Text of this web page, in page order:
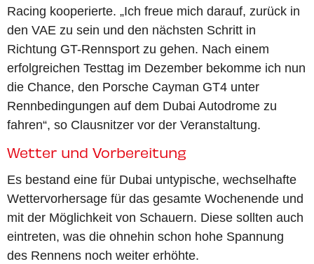
Racing kooperierte. „Ich freue mich darauf, zurück in
den VAE zu sein und den nächsten Schritt in
Richtung GT-Rennsport zu gehen. Nach einem
erfolgreichen Testtag im Dezember bekomme ich nun
die Chance, den Porsche Cayman GT4 unter
Rennbedingungen auf dem Dubai Autodrome zu
fahren“, so Clausnitzer vor der Veranstaltung.
Wetter und Vorbereitung
Es bestand eine für Dubai untypische, wechselhafte
Wettervorhersage für das gesamte Wochenende und
mit der Möglichkeit von Schauern. Diese sollten auch
eintreten, was die ohnehin schon hohe Spannung
des Rennens noch weiter erhöhte.